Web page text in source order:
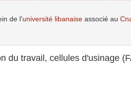
de l'université libanaise associé au
du travail, cellules d'usinage